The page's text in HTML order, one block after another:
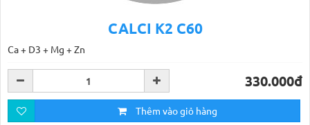
CALCI K2 C60
Ca + D3 + Mg + Zn
330.000đ
Thêm vào giỏ hàng